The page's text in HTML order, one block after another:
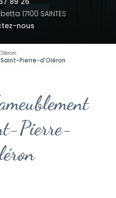
17100 SAINTES
nous
Pierre-d'Oléron
Pierre-